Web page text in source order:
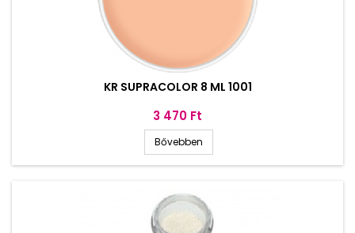
KR SUPRACOLOR 8 ML 1001
Ár
3 470 Ft
Bővebben